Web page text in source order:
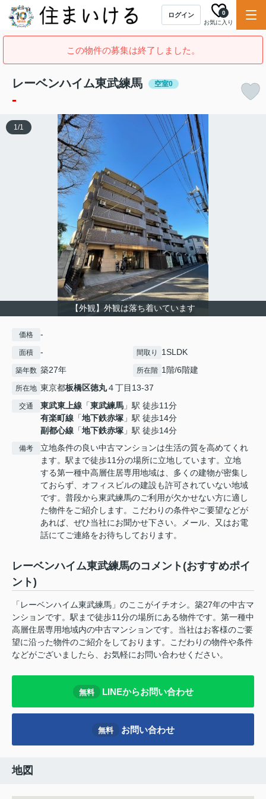
ログイン
お気に入り
0
この物件の募集は終了しました。
レーベンハイム東武練馬 空室0
-
【外観】外観は落ち着いています
1/1
価格 -
面積 - 間取り 1SLDK
築年数 築27年 所在階 1階/6階建
所在地 東京都板橋区徳丸４丁目13-37
交通 東武東上線 「東武練馬 」駅 徒歩11分
有楽町線 「地下鉄赤塚 」駅 徒歩14分
副都心線 「地下鉄赤塚 」駅 徒歩14分
備考
立地条件の良い中古マンションは生活の質を高めてくれ
ます。駅まで徒歩11分の場所に立地しています。立地
する第一種中高層住居専用地域は、多くの建物が密集し
ておらず、オフィスビルの建設も許可されていない地域
です。普段から東武練馬のご利用が欠かせない方に適し
た物件をご紹介します。こだわりの条件やご要望などが
あれば、ぜひ当社にお聞かせ下さい。メール、又はお電
話にてご連絡をお待ちしております。
レーベンハイム東武練馬のコメント(おすすめポイ
ント)
「レーベンハイム東武練馬」のここがイチオシ。築27年の中古マ
ンションです。駅まで徒歩11分の場所にある物件です。第一種中
高層住居専用地域内の中古マンションです。当社はお客様のご要
望に沿った物件のご紹介をしております。こだわりの物件や条件
などがございましたら、お気軽にお問い合わせください。
無料 LINEからお問い合わせ
無料 お問い合わせ
地図